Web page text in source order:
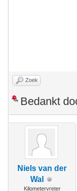
Zoek
Bedankt
Niels van der
Wal
Kilometervreter